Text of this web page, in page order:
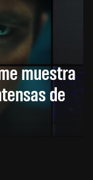
muestra
de